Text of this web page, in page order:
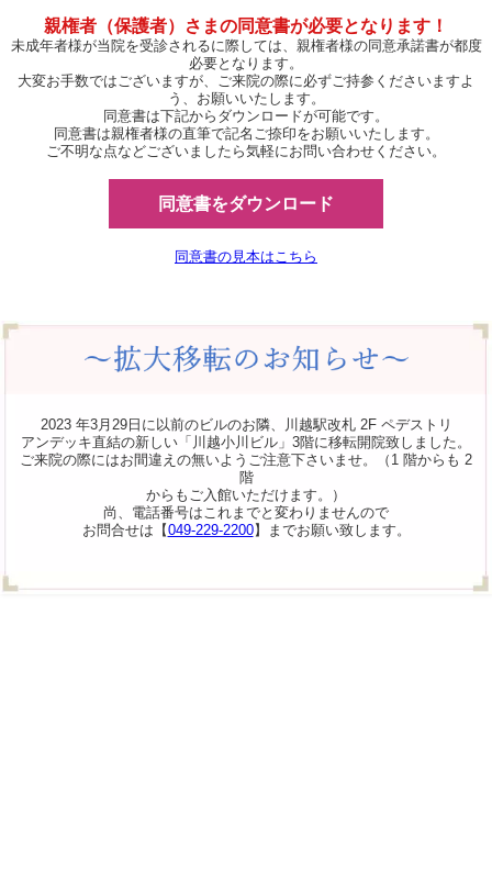
親権者（保護者）さまの同意書が必要となります！
未成年者様が当院を受診されるに際しては、親権者様の同意承諾書が都度
必要となります。
大変お手数ではございますが、ご来院の際に必ずご持参くださいますよ
う、お願いいたします。
同意書は下記からダウンロードが可能です。
同意書は親権者様の直筆で記名ご捺印をお願いいたします。
ご不明な点などございましたら気軽にお問い合わせください。
同意書をダウンロード
同意書の見本はこちら
2023 年3月29日に以前のビルのお隣、川越駅改札 2F ペデストリ
アンデッキ直結の新しい「川越小川ビル」3階に移転開院致しました。
ご来院の際にはお間違えの無いようご注意下さいませ。（1 階からも 2
階
からもご入館いただけます。）
尚、電話番号はこれまでと変わりませんので
お問合せは【049-229-2200】までお願い致します。